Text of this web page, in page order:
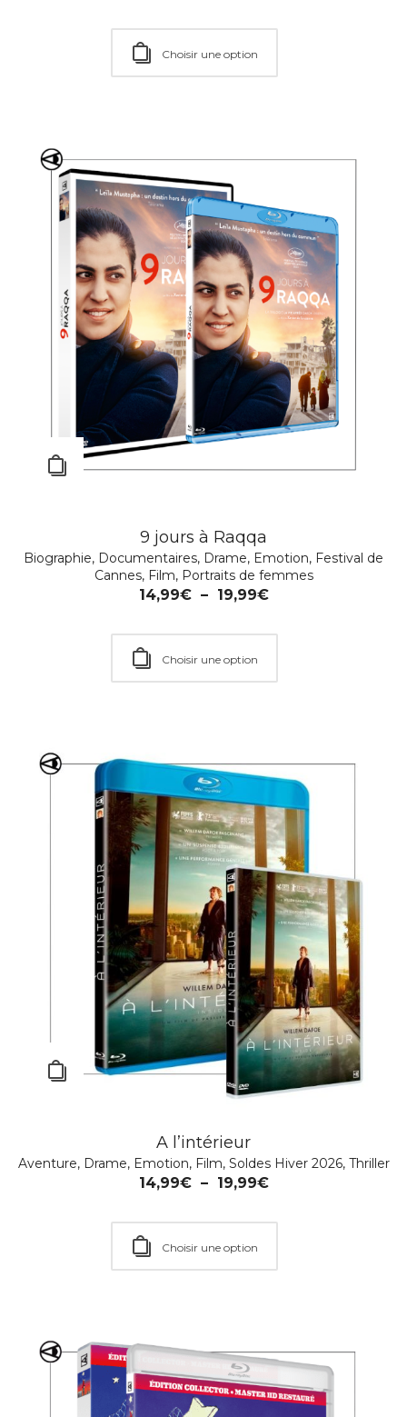
Choisir une option
9 jours à Raqqa
Biographie, Documentaires, Drame, Emotion, Festival de
Cannes, Film, Portraits de femmes
14,99€ – 19,99€
Choisir une option
A l’intérieur
Aventure, Drame, Emotion, Film, Soldes Hiver 2026, Thriller
14,99€ – 19,99€
Choisir une option
ray
Culte,Drame, Emotion, Festival de Cannes ,Film,
Patrimoine,Romance ,SOLDES ÉTÉ 2026 ,Soldes Hiver
2026
Choisir une option
Blown Away
,Guerre, PÂQUES 2026
14,99€ – 19,99€